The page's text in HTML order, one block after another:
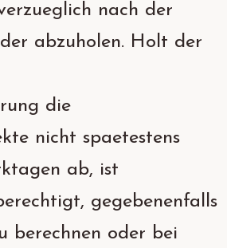
nach der
abzuholen. Holt der
die
nicht spaetestens
ab, ist
gegebenenfalls
berechnen oder bei